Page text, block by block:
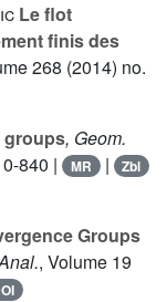
Le flot
finis des
268 (2014) no.
groups, Geom.
840 | MR | Zbl
Groups
, Volume 19